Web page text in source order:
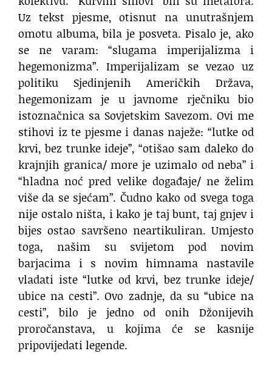
Uz tekst pjesme, otisnut na unutrašnjem
omotu albuma, bila je posveta. Pisalo je, ako
se ne varam: “slugama imperijalizma i
hegemonizma”. Imperijalizam se vezao uz
politiku Sjedinjenih Američkih Država,
hegemonizam je u javnome rječniku bio
istoznačnica sa Sovjetskim Savezom. Ovi me
stihovi iz te pjesme i danas naježe: “lutke od
krvi, bez trunke ideje”, “otišao sam daleko do
krajnjih granica/ more je uzimalo od neba” i
“hladna noć pred velike događaje/ ne želim
više da se sjećam”. Čudno kako od svega toga
nije ostalo ništa, i kako je taj bunt, taj gnjev i
bijes ostao savršeno neartikuliran. Umjesto
toga, našim su svijetom pod novim
barjacima i s novim himnama nastavile
vladati iste “lutke od krvi, bez trunke ideje/
ubice na cesti”. Ovo zadnje, da su “ubice na
cesti”, bilo je jedno od onih Džonijevih
proročanstava, u kojima će se kasnije
pripovijedati legende.